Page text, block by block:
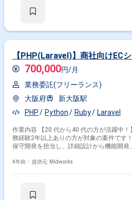
データ分析ツールやECサイトの開発 ・
【PHP(Laravel)】商社向けEC
700,000円/月
業務委託(フリーランス)
大阪府
新大阪駅
PHP
Python Ruby Laravel
作業内容 【20 代から40 代の方が活躍中
務経験2年以上ありの方が対象の案件です！ ■概要 商社向けのECシステム
保守開発を担当し、詳細設計から機能開発
体的な業務内容 ・商社向けECシステムの
取りながら業務を進めて頂く予定です。ま
4年前・ 提供元: Midworks